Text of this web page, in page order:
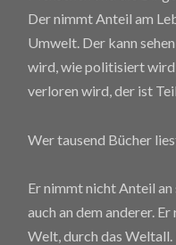
Der nimmt Anteil am
Umwelt. Der kann
wird, wie politisiert
verloren wird, der ist
Wer tausend Bücher
Er nimmt nicht Anteil an
auch an dem anderer.
Welt, durch das